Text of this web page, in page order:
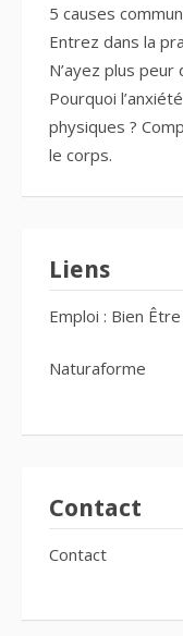
5 causes
Entrez dans la
N’ayez plus
Pourquoi
physiques ?
le corps.
Liens
Emploi : Bien Être
Naturaforme
Contact
Contact